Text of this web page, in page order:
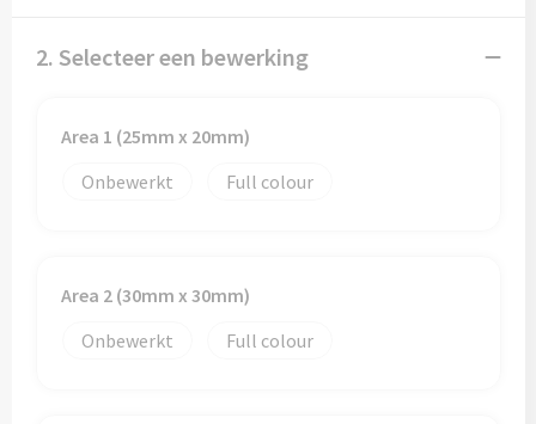
2. Selecteer een bewerking
Area 1 (25mm x 20mm)
Onbewerkt
Full colour
Area 2 (30mm x 30mm)
Onbewerkt
Full colour